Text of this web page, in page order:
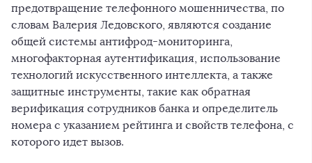
предотвращение телефонного мошенничества, по
словам Валерия Ледовского, являются создание
общей системы антифрод-мониторинга,
многофакторная аутентификация, использование
технологий искусственного интеллекта, а также
защитные инструменты, такие как обратная
верификация сотрудников банка и определитель
номера с указанием рейтинга и свойств телефона, с
которого идет вызов.